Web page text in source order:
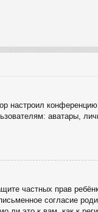
настроил
аватары,
частных прав
согласие